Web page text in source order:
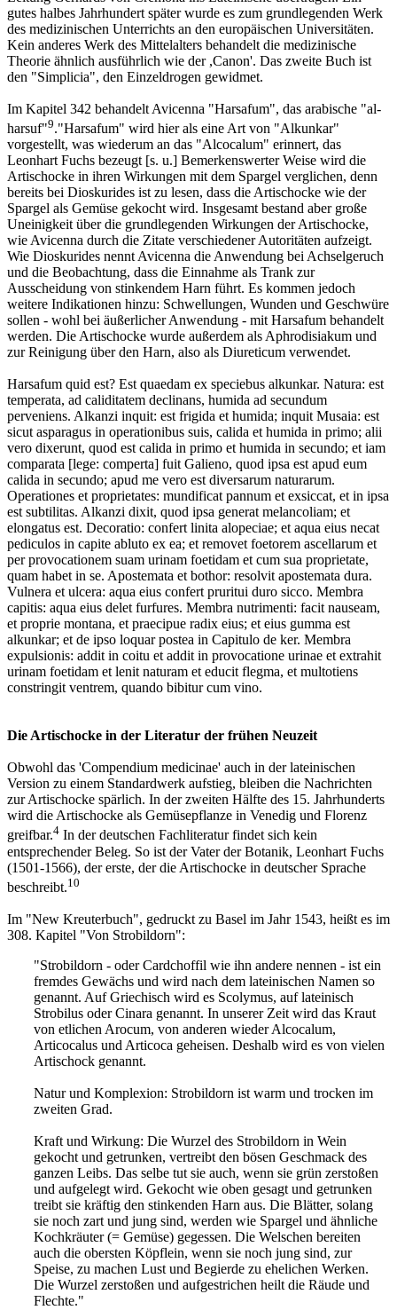
gutes halbes Jahrhundert später wurde es zum grundlegenden Werk
des medizinischen Unterrichts an den europäischen Universitäten.
Kein anderes Werk des Mittelalters behandelt die medizinische
Theorie ähnlich ausführlich wie der ,Canon'. Das zweite Buch ist
den "Simplicia", den Einzeldrogen gewidmet.
Im Kapitel 342 behandelt Avicenna "Harsafum", das arabische "al-
harsuf"9."Harsafum" wird hier als eine Art von "Alkunkar"
vorgestellt, was wiederum an das "Alcocalum" erinnert, das
Leonhart Fuchs bezeugt [s. u.] Bemerkenswerter Weise wird die
Artischocke in ihren Wirkungen mit dem Spargel verglichen, denn
bereits bei Dioskurides ist zu lesen, dass die Artischocke wie der
Spargel als Gemüse gekocht wird. Insgesamt bestand aber große
Uneinigkeit über die grundlegenden Wirkungen der Artischocke,
wie Avicenna durch die Zitate verschiedener Autoritäten aufzeigt.
Wie Dioskurides nennt Avicenna die Anwendung bei Achselgeruch
und die Beobachtung, dass die Einnahme als Trank zur
Ausscheidung von stinkendem Harn führt. Es kommen jedoch
weitere Indikationen hinzu: Schwellungen, Wunden und Geschwüre
sollen - wohl bei äußerlicher Anwendung - mit Harsafum behandelt
werden. Die Artischocke wurde außerdem als Aphrodisiakum und
zur Reinigung über den Harn, also als Diureticum verwendet.
Harsafum quid est? Est quaedam ex speciebus alkunkar. Natura: est
temperata, ad caliditatem declinans, humida ad secundum
perveniens. Alkanzi inquit: est frigida et humida; inquit Musaia: est
sicut asparagus in operationibus suis, calida et humida in primo; alii
vero dixerunt, quod est calida in primo et humida in secundo; et iam
comparata [lege: comperta] fuit Galieno, quod ipsa est apud eum
calida in secundo; apud me vero est diversarum naturarum.
Operationes et proprietates: mundificat pannum et exsiccat, et in ipsa
est subtilitas. Alkanzi dixit, quod ipsa generat melancoliam; et
elongatus est. Decoratio: confert linita alopeciae; et aqua eius necat
pediculos in capite abluto ex ea; et removet foetorem ascellarum et
per provocationem suam urinam foetidam et cum sua proprietate,
quam habet in se. Apostemata et bothor: resolvit apostemata dura.
Vulnera et ulcera: aqua eius confert pruritui duro sicco. Membra
capitis: aqua eius delet furfures. Membra nutrimenti: facit nauseam,
et proprie montana, et praecipue radix eius; et eius gumma est
alkunkar; et de ipso loquar postea in Capitulo de ker. Membra
expulsionis: addit in coitu et addit in provocatione urinae et extrahit
urinam foetidam et lenit naturam et educit flegma, et multotiens
constringit ventrem, quando bibitur cum vino.
Die Artischocke in der Literatur der frühen Neuzeit
Obwohl das 'Compendium medicinae' auch in der lateinischen
Version zu einem Standardwerk aufstieg, bleiben die Nachrichten
zur Artischocke spärlich. In der zweiten Hälfte des 15. Jahrhunderts
wird die Artischocke als Gemüsepflanze in Venedig und Florenz
greifbar.4 In der deutschen Fachliteratur findet sich kein
entsprechender Beleg. So ist der Vater der Botanik, Leonhart Fuchs
(1501-1566), der erste, der die Artischocke in deutscher Sprache
beschreibt.10
Im "New Kreuterbuch", gedruckt zu Basel im Jahr 1543, heißt es im
308. Kapitel "Von Strobildorn":
"Strobildorn - oder Cardchoffil wie ihn andere nennen - ist ein
fremdes Gewächs und wird nach dem lateinischen Namen so
genannt. Auf Griechisch wird es Scolymus, auf lateinisch
Strobilus oder Cinara genannt. In unserer Zeit wird das Kraut
von etlichen Arocum, von anderen wieder Alcocalum,
Articocalus und Articoca geheisen. Deshalb wird es von vielen
Artischock genannt.
Natur und Komplexion: Strobildorn ist warm und trocken im
zweiten Grad.
Kraft und Wirkung: Die Wurzel des Strobildorn in Wein
gekocht und getrunken, vertreibt den bösen Geschmack des
ganzen Leibs. Das selbe tut sie auch, wenn sie grün zerstoßen
und aufgelegt wird. Gekocht wie oben gesagt und getrunken
treibt sie kräftig den stinkenden Harn aus. Die Blätter, solang
sie noch zart und jung sind, werden wie Spargel und ähnliche
Kochkräuter (= Gemüse) gegessen. Die Welschen bereiten
auch die obersten Köpflein, wenn sie noch jung sind, zur
Speise, zu machen Lust und Begierde zu ehelichen Werken.
Die Wurzel zerstoßen und aufgestrichen heilt die Räude und
Flechte."